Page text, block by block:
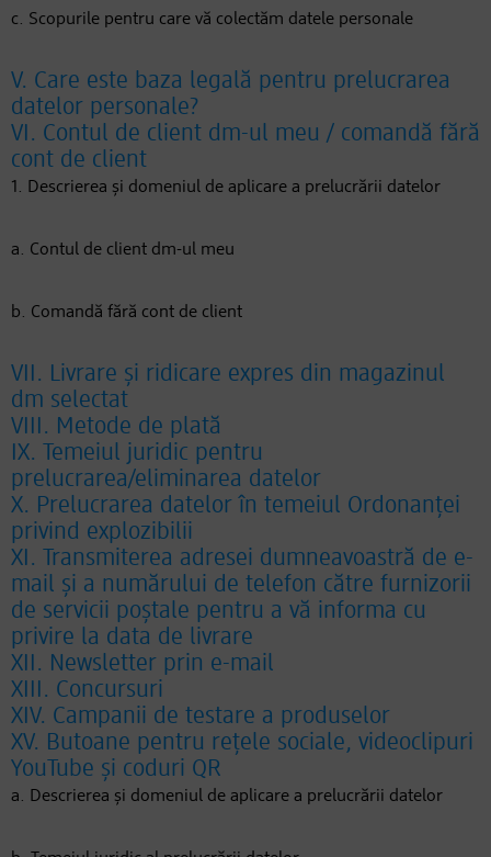
c. Scopurile pentru care vă colectăm datele personale
V. Care este baza legală pentru prelucrarea
datelor personale?
VI. Contul de client dm-ul meu / comandă fără
cont de client
1. Descrierea și domeniul de aplicare a prelucrării datelor
a. Contul de client dm-ul meu
b. Comandă fără cont de client
VII. Livrare și ridicare expres din magazinul
dm selectat
VIII. Metode de plată
IX. Temeiul juridic pentru
prelucrarea/eliminarea datelor
X. Prelucrarea datelor în temeiul Ordonanței
privind explozibilii
XI. Transmiterea adresei dumneavoastră de e-
mail și a numărului de telefon către furnizorii
de servicii poștale pentru a vă informa cu
privire la data de livrare
XII. Newsletter prin e-mail
XIII. Concursuri
XIV. Campanii de testare a produselor
XV. Butoane pentru rețele sociale, videoclipuri
YouTube și coduri QR
a. Descrierea și domeniul de aplicare a prelucrării datelor